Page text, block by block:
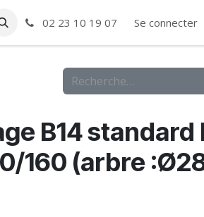
02 23 10 19 07 Se connecter
B14 standard
160 (arbre